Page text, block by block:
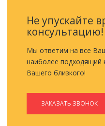
Не упускайте
консультацию!
Мы ответим на все
наиболее подходящий
Вашего близкого!
ЗАКАЗАТЬ ЗВОНОК